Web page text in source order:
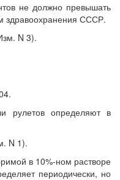
не должно превышать
здравоохранения СССР.
N 3).
рулетов определяют в
N 1).
в 10%-ном растворе
периодически, но